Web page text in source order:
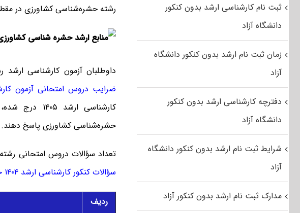
رشته حشره‌شناسی کشاورزی در
داوطلبان آزمون کارشناسی
ضرایب دروس امتحانی آزمون
حشره‌شناسی کشاورزی پاسخ دهند.
تعداد سؤالات دروس امتحانی
سؤالات کنکور کارشناسی ارشد ۱۴۰۴ حشره‌شناسی کشاورزی
ردیف
ثبت نام کارشناسی ارشد بدون کنکور
دانشگاه آزاد
زمان ثبت نام ارشد بدون کنکور دانشگاه
آزاد
دفترچه کارشناسی ارشد بدون کنکور
دانشگاه آزاد
شرایط ثبت نام ارشد بدون کنکور دانشگاه
آزاد
مدارک ثبت نام ارشد بدون کنکور آزاد